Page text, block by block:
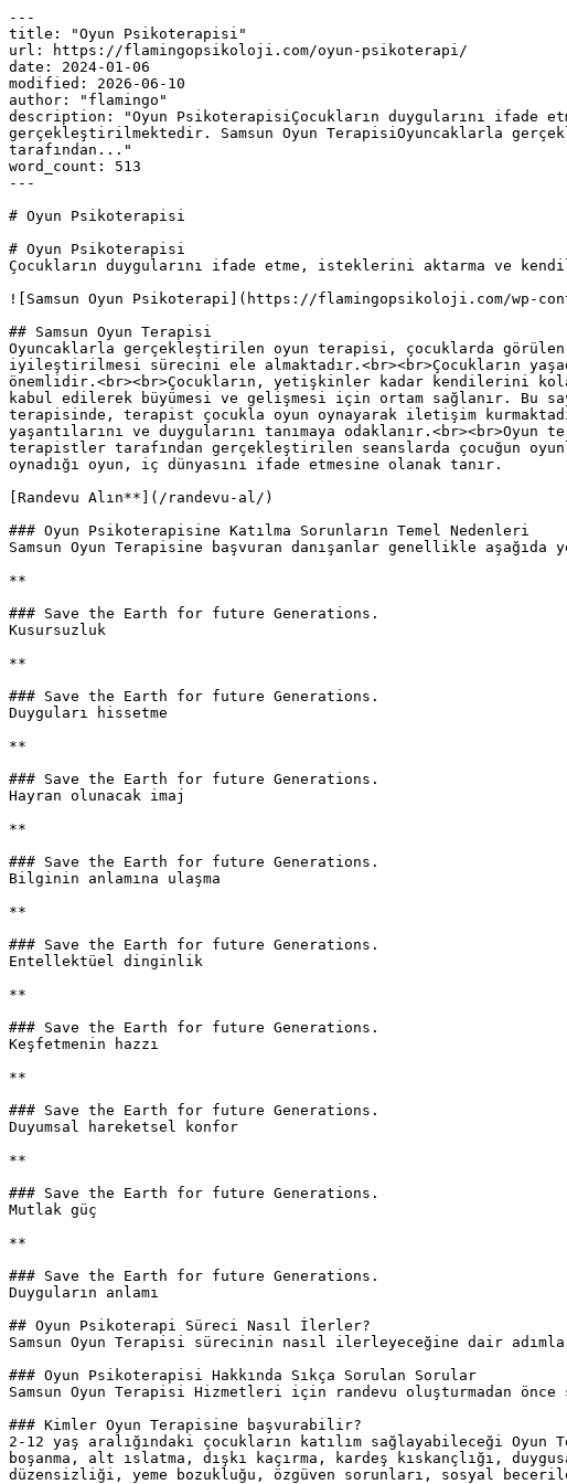
---
title: "Oyun Psikoterapisi"
url: https://flamingopsikoloji.com/oyun-psikoterapi/
date: 2024-01-06
modified: 2026-06-10
author: "flamingo"
description: "Oyun PsikoterapisiÇocukların duygularını
gerçekleştirilmektedir. Samsun Oyun TerapisiOyuncaklarla
tarafından..."
word_count: 513
---
# Oyun Psikoterapisi
# Oyun Psikoterapisi
Çocukların duygularını ifade etme, isteklerini aktarma ve
![Samsun Oyun Psikoterapi](https://flamingopsikoloji.com/wp-
## Samsun Oyun Terapisi
Oyuncaklarla gerçekleştirilen oyun terapisi, çocuklarda görülen
iyileştirilmesi sürecini ele almaktadır.<br><br>Çocukların
önemlidir.<br><br>Çocukların, yetişkinler kadar kendilerini
kabul edilerek büyümesi ve gelişmesi için ortam sağlanır. Bu
terapisinde, terapist çocukla oyun oynayarak iletişim
yaşantılarını ve duygularını tanımaya
terapistler tarafından gerçekleştirilen seanslarda çocuğun
oynadığı oyun, iç dünyasını ifade etmesine olanak tanır.
[Randevu Alın**](/randevu-al/)
### Oyun Psikoterapisine Katılma Sorunların Temel Nedenleri
Samsun Oyun Terapisine başvuran danışanlar genellikle
**
### Save the Earth for future Generations.
Kusursuzluk
**
### Save the Earth for future Generations.
Duyguları hissetme
**
### Save the Earth for future Generations.
Hayran olunacak imaj
**
### Save the Earth for future Generations.
Bilginin anlamına ulaşma
**
### Save the Earth for future Generations.
Entellektüel dinginlik
**
### Save the Earth for future Generations.
Keşfetmenin hazzı
**
### Save the Earth for future Generations.
Duyumsal hareketsel konfor
**
### Save the Earth for future Generations.
Mutlak güç
**
### Save the Earth for future Generations.
Duyguların anlamı
## Oyun Psikoterapi Süreci Nasıl İlerler?
Samsun Oyun Terapisi sürecinin nasıl ilerleyeceğine dair
### Oyun Psikoterapisi Hakkında Sıkça Sorulan Sorular
Samsun Oyun Terapisi Hizmetleri için randevu oluşturmadan
### Kimler Oyun Terapisine başvurabilir?
2-12 yaş aralığındaki çocukların katılım sağlayabileceği
boşanma, alt ıslatma, dışkı kaçırma, kardeş kıskançlığı,
düzensizliği, yeme bozukluğu, özgüven sorunları, sosyal